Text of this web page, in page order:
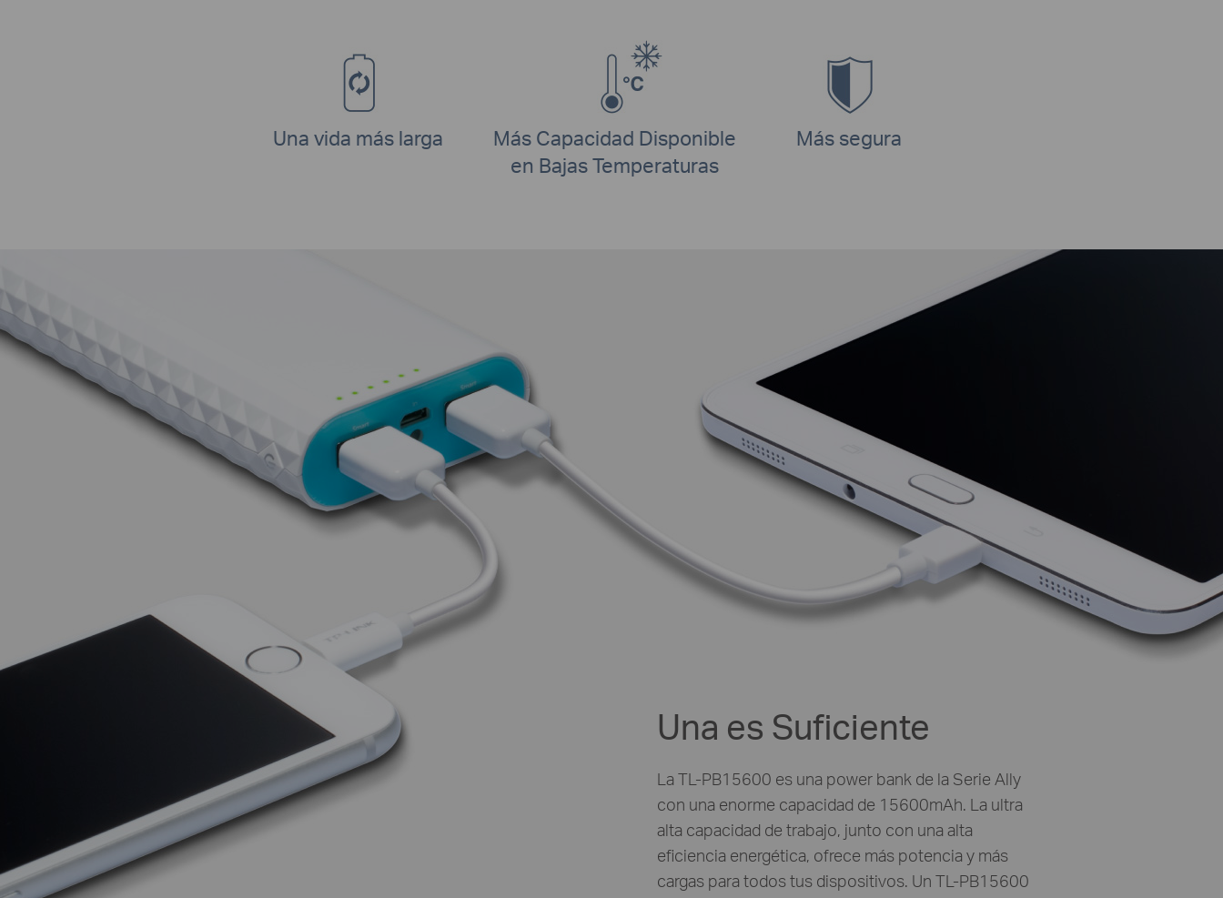
Una vida más larga
Más Capacidad Disponible
en Bajas Temperaturas
Más segura
Una es Suficiente
La TL-PB15600 es una power bank de la Serie Ally
con una enorme capacidad de 15600mAh. La ultra
alta capacidad de trabajo, junto con una alta
eficiencia energética, ofrece más potencia y más
cargas para todos tus dispositivos. Un TL-PB15600